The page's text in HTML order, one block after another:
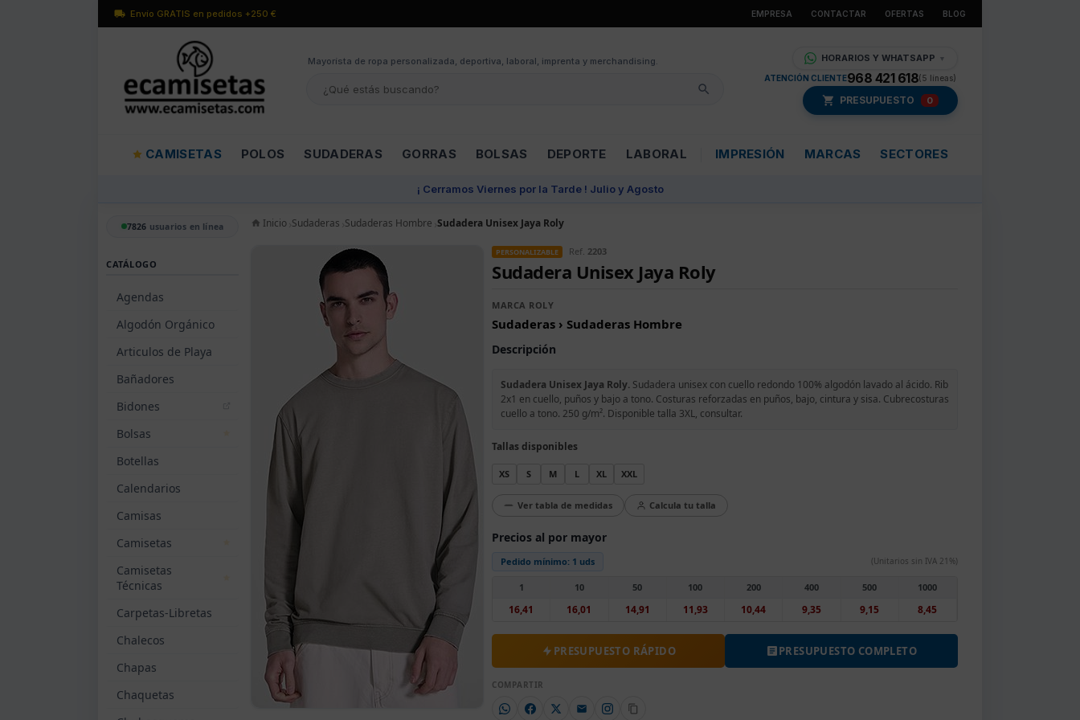
Envío GRATIS en pedidos +250 € EMPRESA CONTACTAR OFERTAS BLOG
Mayorísta de ropa personalizada, deportiva, laboral, imprenta y merchandising. HORARIOS Y WHATSAPP ▼
ATENCIÓN CLIENTE968 421 618(5 líneas)
PRESUPUESTO 0
CAMISETAS POLOS SUDADERAS GORRAS BOLSAS DEPORTE LABORAL IMPRESIÓN MARCAS SECTORES
¡ Cerramos Viernes por la Tarde ! Julio y Agosto
7826 usuarios en línea
CATÁLOGO
Agendas
Algodón Orgánico
Articulos de Playa
Bañadores
Bidones
Bolsas
Botellas
Calendarios
Camisas
Camisetas
Camisetas
Técnicas
Carpetas-Libretas
Chalecos
Chapas
Chaquetas
Inicio Sudaderas Sudaderas Hombre Sudadera Unisex Jaya Roly
PERSONALIZABLE Ref. 2203
Sudadera Unisex Jaya Roly
MARCA ROLY
Sudaderas › Sudaderas Hombre
Descripción
Sudadera Unisex Jaya Roly. Sudadera unisex con cuello redondo 100% algodón lavado al ácido. Rib
2x1 en cuello, puños y bajo a tono. Costuras reforzadas en puños, bajo, cintura y sisa. Cubrecosturas
cuello a tono. 250 g/m². Disponible talla 3XL, consultar.
Tallas disponibles
XS S M L XL XXL
Ver tabla de medidas Calcula tu talla
Precios al por mayor
Pedido mínimo: 1 uds (Unitarios sin IVA 21%)
1
16,41
10
16,01
50
14,91
100
11,93
200
10,44
400
9,35
500
9,15
1000
8,45
PRESUPUESTO RÁPIDO PRESUPUESTO COMPLETO
COMPARTIR